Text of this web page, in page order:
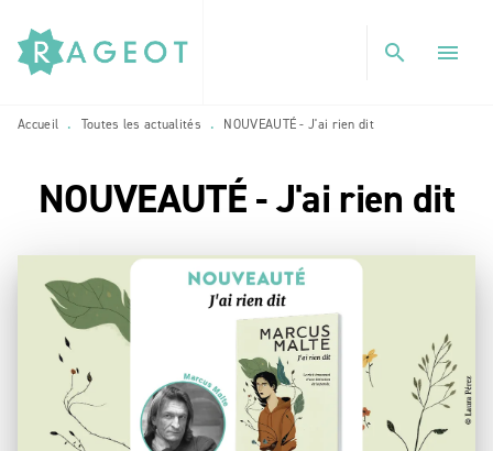
MENU RECHERCHE
PIED DE PAGE
search menu
Accueil • Toutes les actualités • NOUVEAUTÉ - J'ai rien dit
NOUVEAUTÉ - J'ai rien dit